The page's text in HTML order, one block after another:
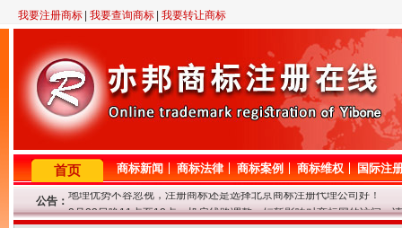
我要注册商标 我要查询商标 我要转让商标
首页 商标新闻 商标法律 商标案例 商标维权 国际注
公告： 2月23日晚11点至12点，机房线路调整，短暂影响对商标网的访问，
因查询咨询量大，提交查询商标信息后请耐心等待，我们争取尽快查